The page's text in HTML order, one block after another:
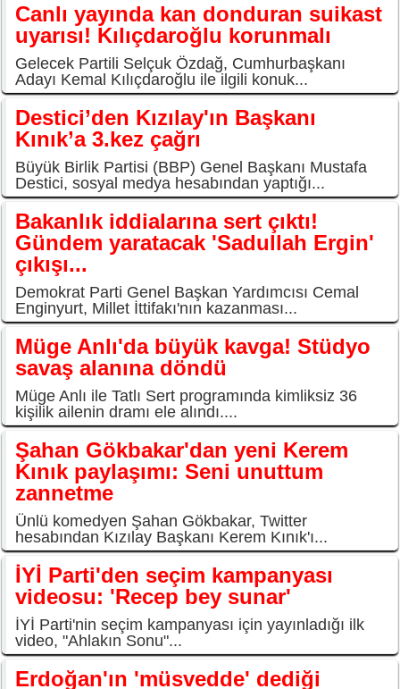
Canlı yayında kan donduran suikast
uyarısı! Kılıçdaroğlu korunmalı
Gelecek Partili Selçuk Özdağ, Cumhurbaşkanı
Adayı Kemal Kılıçdaroğlu ile ilgili konuk...
Destici’den Kızılay'ın Başkanı
Kınık’a 3.kez çağrı
Büyük Birlik Partisi (BBP) Genel Başkanı Mustafa
Destici, sosyal medya hesabından yaptığı...
Bakanlık iddialarına sert çıktı!
Gündem yaratacak 'Sadullah Ergin'
çıkışı...
Demokrat Parti Genel Başkan Yardımcısı Cemal
Enginyurt, Millet İttifakı'nın kazanması...
Müge Anlı'da büyük kavga! Stüdyo
savaş alanına döndü
Müge Anlı ile Tatlı Sert programında kimliksiz 36
kişilik ailenin dramı ele alındı....
Şahan Gökbakar'dan yeni Kerem
Kınık paylaşımı: Seni unuttum
zannetme
Ünlü komedyen Şahan Gökbakar, Twitter
hesabından Kızılay Başkanı Kerem Kınık'ı...
İYİ Parti'den seçim kampanyası
videosu: 'Recep bey sunar'
İYİ Parti'nin seçim kampanyası için yayınladığı ilk
video, "Ahlakın Sonu"...
Erdoğan'ın 'müsvedde' dediği